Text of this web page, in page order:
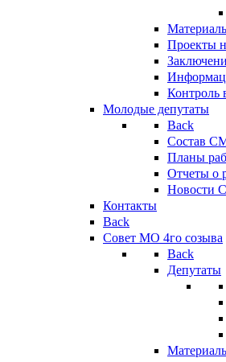
Проекты
Контроль
Молодые депутаты
Back
Состав
Планы
Отчеты о
Новости
Контакты
Back
Совет МО 4го созыва
Back
Депутаты